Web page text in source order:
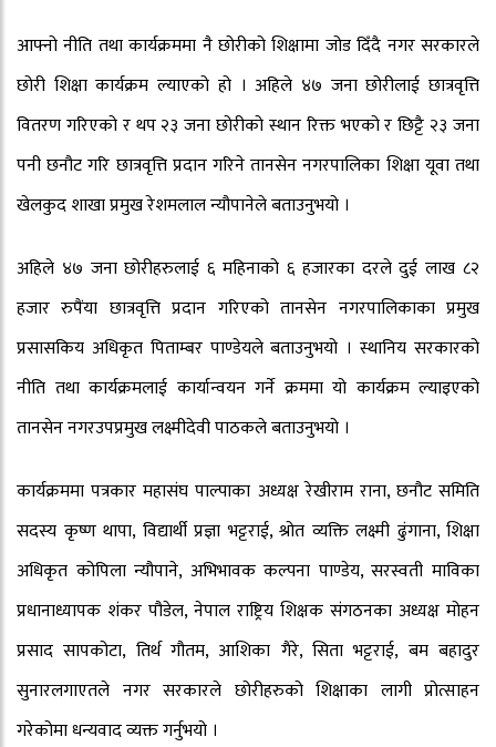
आफ्नो नीति तथा कार्यक्रममा नै छोरीको शिक्षामा जोड दिँदै नगर सरकारले
छोरी शिक्षा कार्यक्रम ल्याएको हो । अहिले ४७ जना छोरीलाई छात्रवृत्ति
वितरण गरिएको र थप २३ जना छोरीको स्थान रिक्त भएको र छिट्टै २३ जना
पनी छनौट गरि छात्रवृत्ति प्रदान गरिने तानसेन नगरपालिका शिक्षा यूवा तथा
खेलकुद शाखा प्रमुख रेशमलाल न्यौपानेले बताउनुभयो ।
अहिले ४७ जना छोरीहरुलाई ६ महिनाको ६ हजारका दरले दुई लाख ८२
हजार रुपैंया छात्रवृत्ति प्रदान गरिएको तानसेन नगरपालिकाका प्रमुख
प्रसासकिय अधिकृत पिताम्बर पाण्डेयले बताउनुभयो । स्थानिय सरकारको
नीति तथा कार्यक्रमलाई कार्यान्वयन गर्ने क्रममा यो कार्यक्रम ल्याइएको
तानसेन नगरउपप्रमुख लक्ष्मीदेवी पाठकले बताउनुभयो ।
कार्यक्रममा पत्रकार महासंघ पाल्पाका अध्यक्ष रेखीराम राना, छनौट समिति
सदस्य कृष्ण थापा, विद्यार्थी प्रज्ञा भट्टराई, श्रोत व्यक्ति लक्ष्मी ढुंगाना, शिक्षा
अधिकृत कोपिला न्यौपाने, अभिभावक कल्पना पाण्डेय, सरस्वती माविका
प्रधानाध्यापक शंकर पौडेल, नेपाल राष्ट्रिय शिक्षक संगठनका अध्यक्ष मोहन
प्रसाद सापकोटा, तिर्थ गौतम, आशिका गैरे, सिता भट्टराई, बम बहादुर
सुनारलगाएतले नगर सरकारले छोरीहरुको शिक्षाका लागी प्रोत्साहन
गरेकोमा धन्यवाद व्यक्त गर्नुभयो ।